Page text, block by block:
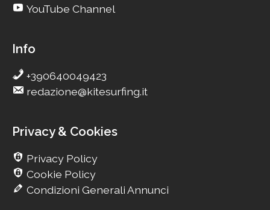
YouTube Channel
Info
+390640049423
redazione@kitesurfing.it
Privacy & Cookies
Privacy Policy
Cookie Policy
Condizioni Generali Annunci